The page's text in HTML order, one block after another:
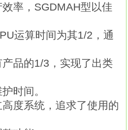
率，SGDMAH型以佳
运算时间为其1/2，通
品的1/3，实现了出类
时间。
度系统，追求了使用的